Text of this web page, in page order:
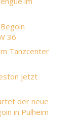
36
Tanzcenter
jetzt
der neue
in Pulheim